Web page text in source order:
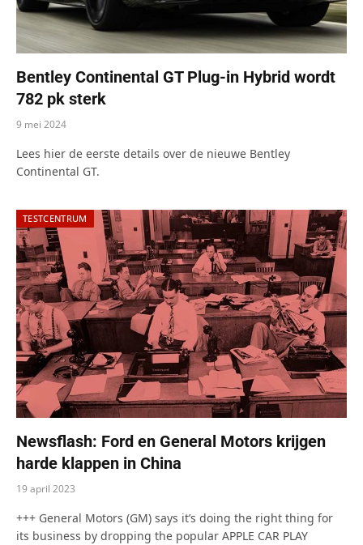
Bentley Continental GT Plug-in Hybrid wordt
782 pk sterk
9 mei 2024
Lees hier de eerste details over de nieuwe Bentley
Continental GT.
TESTCENTRUM
Newsflash: Ford en General Motors krijgen
harde klappen in China
19 april 2023
+++ General Motors (GM) says it’s doing the right thing for
its business by dropping the popular APPLE CAR PLAY